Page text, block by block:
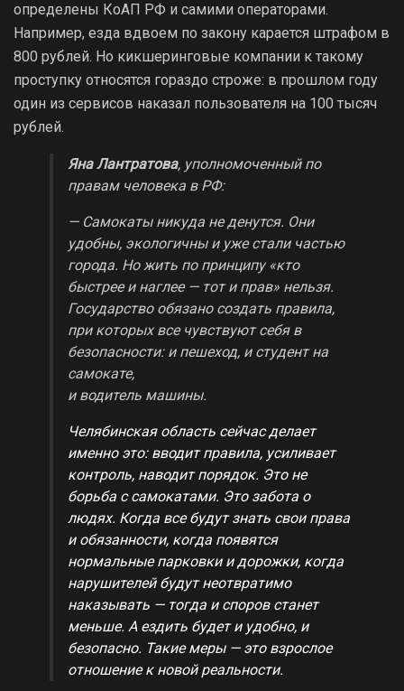
определены КоАП РФ и самими операторами.
Например, езда вдвоем по закону карается штрафом в
800 рублей. Но кикшеринговые компании к такому
проступку относятся гораздо строже: в прошлом году
один из сервисов наказал пользователя на 100 тысяч
рублей.
Яна Лантратова, уполномоченный по
правам человека в РФ:
— Самокаты никуда не денутся. Они
удобны, экологичны и уже стали частью
города. Но жить по принципу «кто
быстрее и наглее — тот и прав» нельзя.
Государство обязано создать правила,
при которых все чувствуют себя в
безопасности: и пешеход, и студент на
самокате,
и водитель машины.
Челябинская область сейчас делает
именно это: вводит правила, усиливает
контроль, наводит порядок. Это не
борьба с самокатами. Это забота о
людях. Когда все будут знать свои права
и обязанности, когда появятся
нормальные парковки и дорожки, когда
нарушителей будут неотвратимо
наказывать — тогда и споров станет
меньше. А ездить будет и удобно, и
безопасно. Такие меры — это взрослое
отношение к новой реальности.